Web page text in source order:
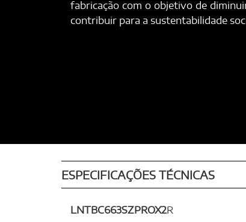
fabricação com o objetivo de
contribuir para a sustentabilidade
ESPECIFICAÇÕES TÉCNICAS
LNTBC663SZPROX2R